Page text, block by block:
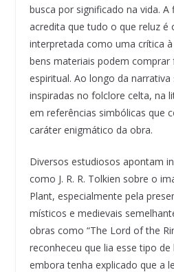
busca por significado na vida. A
acredita que tudo o que reluz é
interpretada como uma crítica
bens materiais podem comprar
espiritual. Ao longo da
inspiradas no folclore celta, na
em referências simbólicas que
caráter enigmático da obra.
Diversos estudiosos apontam
como J. R. R. Tolkien sobre o
Plant, especialmente pela
místicos e medievais
obras como “The Lord of the
reconheceu que lia esse tipo
embora tenha explicado que a